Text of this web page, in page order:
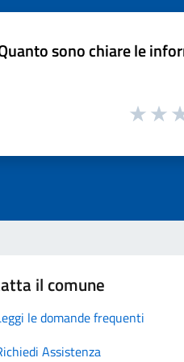
sono chiare le
il comune
le domande frequenti
Assistenza